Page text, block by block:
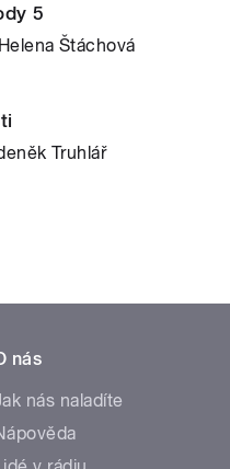
5
Štáchová
Truhlář
nás
nás naladíte